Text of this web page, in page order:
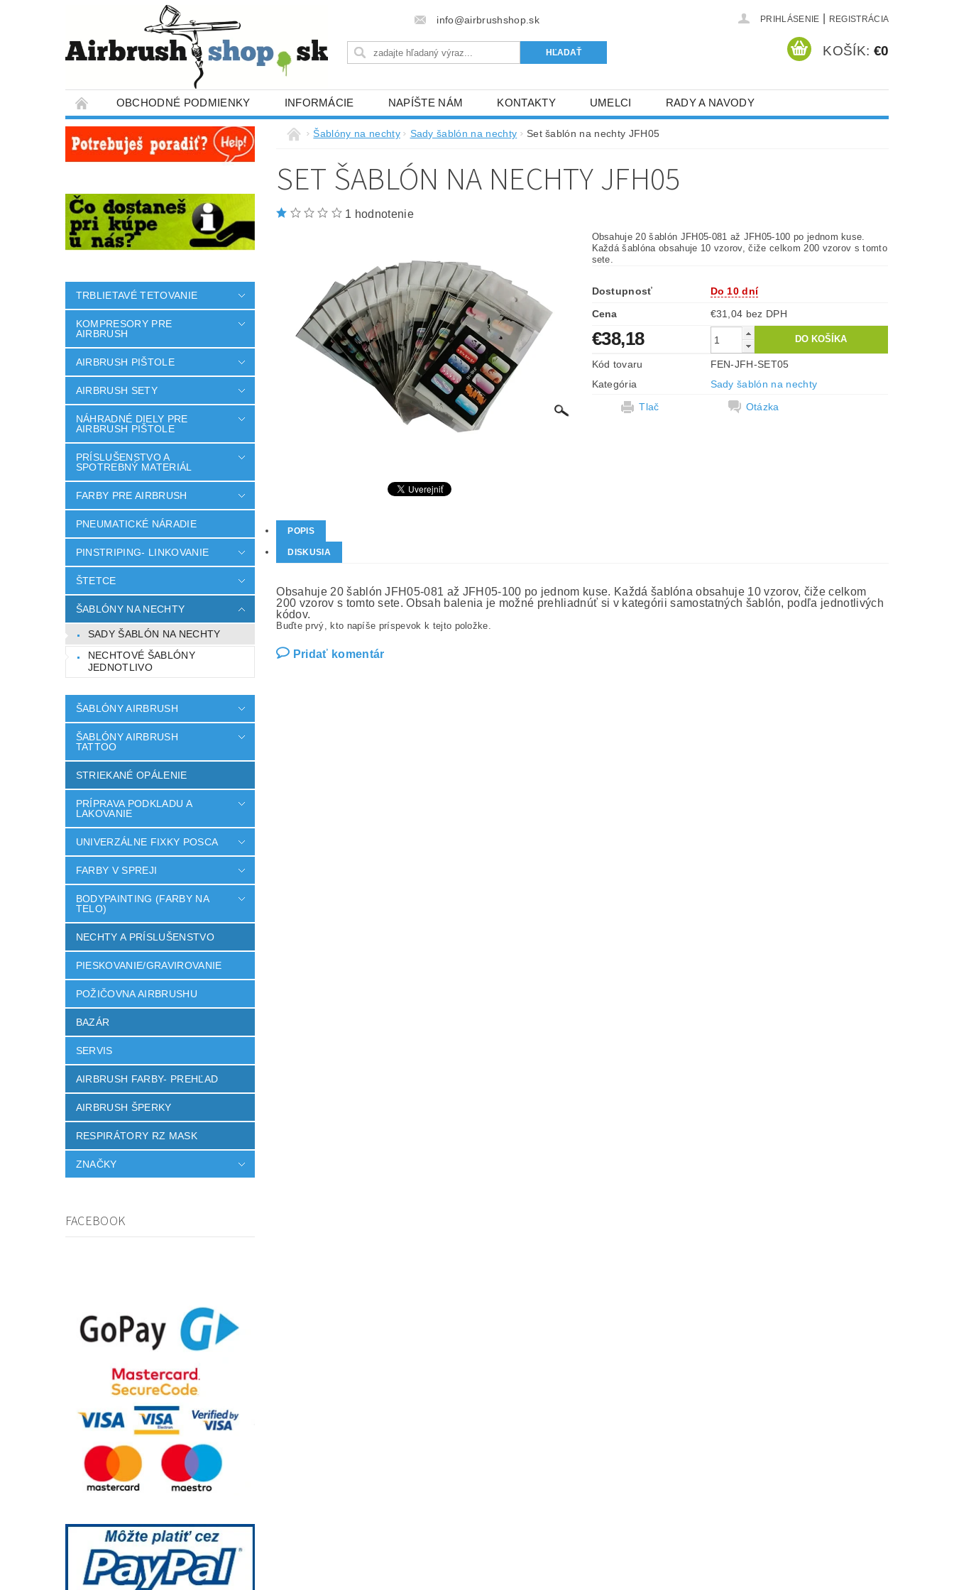
info@airbrushshop.sk PRIHLÁSENIE REGISTRÁCIA
KOŠÍK: €0
OBCHODNÉ PODMIENKY INFORMÁCIE NAPÍŠTE NÁM KONTAKTY UMELCI RADY A NAVODY
TRBLIETAVÉ TETOVANIE
KOMPRESORY PRE
AIRBRUSH
AIRBRUSH PIŠTOLE
AIRBRUSH SETY
NÁHRADNÉ DIELY PRE
AIRBRUSH PIŠTOLE
PRÍSLUŠENSTVO A
SPOTREBNÝ MATERIÁL
FARBY PRE AIRBRUSH
PNEUMATICKÉ NÁRADIE
PINSTRIPING- LINKOVANIE
ŠTETCE
ŠABLÓNY NA NECHTY
SADY ŠABLÓN NA NECHTY
NECHTOVÉ ŠABLÓNY
JEDNOTLIVO
ŠABLÓNY AIRBRUSH
ŠABLÓNY AIRBRUSH
TATTOO
STRIEKANÉ OPÁLENIE
PRÍPRAVA PODKLADU A
LAKOVANIE
UNIVERZÁLNE FIXKY POSCA
FARBY V SPREJI
BODYPAINTING (FARBY NA
TELO)
NECHTY A PRÍSLUŠENSTVO
PIESKOVANIE/GRAVIROVANIE
POŽIČOVNA AIRBRUSHU
BAZÁR
SERVIS
AIRBRUSH FARBY- PREHĽAD
AIRBRUSH ŠPERKY
RESPIRÁTORY RZ MASK
ZNAČKY
FACEBOOK
Šablóny na nechty Sady šablón na nechty Set šablón na nechty JFH05
SET ŠABLÓN NA NECHTY JFH05
1 hodnotenie
Obsahuje 20 šablón JFH05-081 až JFH05-100 po jednom kuse.
Každá šablóna obsahuje 10 vzorov, čiže celkom 200 vzorov s tomto
sete.
Dostupnosť
Do 10 dní
Cena
€31,04 bez DPH
€38,18
Kód tovaru
FEN-JFH-SET05
Kategória
Sady šablón na nechty
Tlač
Otázka
POPIS
DISKUSIA
Obsahuje 20 šablón JFH05-081 až JFH05-100 po jednom kuse. Každá šablóna obsahuje 10 vzorov, čiže celkom
200 vzorov s tomto sete. Obsah balenia je možné prehliadnúť si v kategórii samostatných šablón, podľa jednotlivých
kódov.
Buďte prvý, kto napíše príspevok k tejto položke.
Pridať komentár